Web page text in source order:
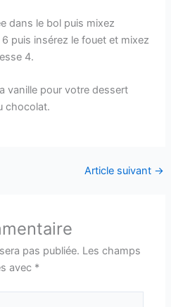
dans le bol puis mixez
puis insérez le fouet et mixez
4.
vanille pour votre dessert
chocolat.
Article suivant →
pas publiée. Les champs
avec *